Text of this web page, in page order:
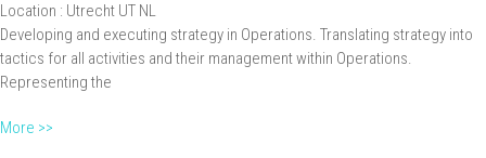
Location : Utrecht UT NL
Developing and executing strategy in Operations. Translating strategy into
tactics for all activities and their management within Operations.
Representing the
More >>